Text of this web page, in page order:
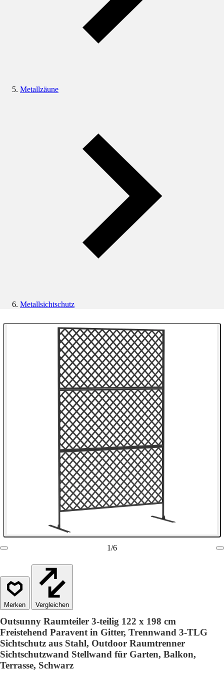
Metallzäune
Metallsichtschutz
1/6
Vergleichen
Outsunny Raumteiler 3-teilig 122 x 198 cm
Freistehend Paravent in Gitter, Trennwand 3-TLG
Sichtschutz aus Stahl, Outdoor Raumtrenner
Sichtschutzwand Stellwand für Garten, Balkon,
Terrasse, Schwarz